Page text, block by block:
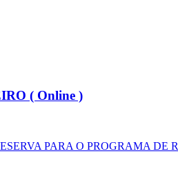
( Online )
PARA O PROGRAMA DE